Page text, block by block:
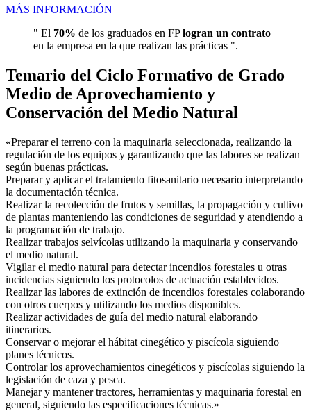
MÁS INFORMACIÓN
" El 70% de los graduados en FPlogran un contrato
en la empresa en la que realizan las prácticas ".
Temario del Ciclo Formativo de Grado
Medio de Aprovechamiento y
Conservación del Medio Natural
«Preparar el terreno con la maquinaria seleccionada, realizando la
regulación de los equipos y garantizando que las labores se realizan
según buenas prácticas.
Preparar y aplicar el tratamiento fitosanitario necesario interpretando
la documentación técnica.
Realizar la recolección de frutos y semillas, la propagación y cultivo
de plantas manteniendo las condiciones de seguridad y atendiendo a
la programación de trabajo.
Realizar trabajos selvícolas utilizando la maquinaria y conservando
el medio natural.
Vigilar el medio natural para detectar incendios forestales u otras
incidencias siguiendo los protocolos de actuación establecidos.
Realizar las labores de extinción de incendios forestales colaborando
con otros cuerpos y utilizando los medios disponibles.
Realizar actividades de guía del medio natural elaborando
itinerarios.
Conservar o mejorar el hábitat cinegético y piscícola siguiendo
planes técnicos.
Controlar los aprovechamientos cinegéticos y piscícolas siguiendo la
legislación de caza y pesca.
Manejar y mantener tractores, herramientas y maquinaria forestal en
general, siguiendo las especificaciones técnicas.»